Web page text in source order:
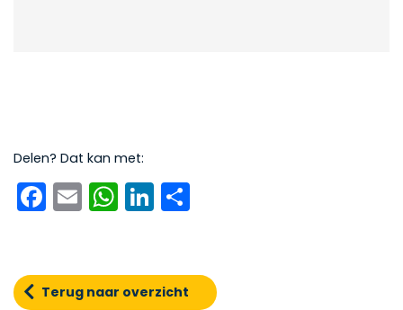
Delen? Dat kan met:
Facebook
EmailWhatsApp
LinkedIn
Terug naar overzicht